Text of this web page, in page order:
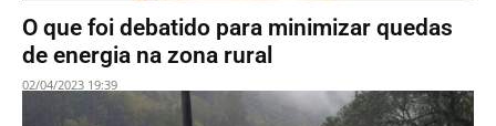
O que foi debatido para minimizar quedas
de energia na zona rural
02/04/2023 19:39